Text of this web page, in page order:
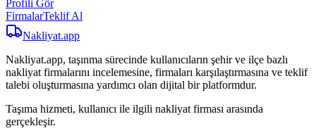
Profili Gör
FirmalarTeklif Al
Nakliyat.app
Nakliyat.app, taşınma sürecinde kullanıcıların şehir ve ilçe bazlı
nakliyat firmalarını incelemesine, firmaları karşılaştırmasına ve teklif
talebi oluşturmasına yardımcı olan dijital bir platformdur.
Taşıma hizmeti, kullanıcı ile ilgili nakliyat firması arasında
gerçekleşir.